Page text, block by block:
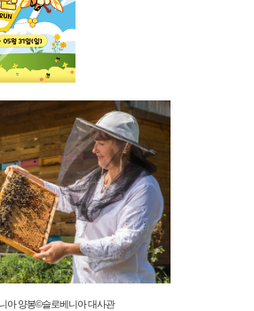
아 양봉©슬로베니아 대사관